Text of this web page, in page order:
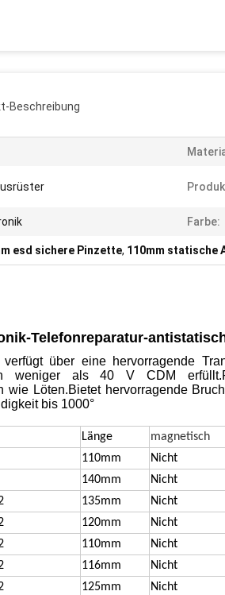
Beschreibung
Farbe:
esd sichere Pinzette, 110mm statische
Telefonreparatur-
über eine hervorragende
weniger als 40 V CDM
wie Löten.Bietet hervorragende
bis 1000°
Länge magnetisch
110mm Nicht
140mm Nicht
135mm Nicht
120mm Nicht
110mm Nicht
116mm Nicht
125mm Nicht